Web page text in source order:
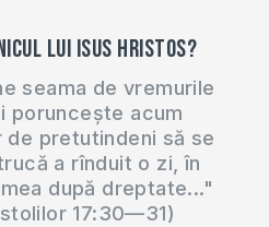
lui Isus Hristos?
seama de vremurile
poruncește acum
pretutindeni să se
a rînduit o zi, în
după dreptate..."
17:30—31)